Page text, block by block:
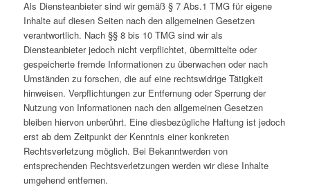
Als Diensteanbieter sind wir gemäß § 7 Abs.1 TMG für eigene
Inhalte auf diesen Seiten nach den allgemeinen Gesetzen
verantwortlich. Nach §§ 8 bis 10 TMG sind wir als
Diensteanbieter jedoch nicht verpflichtet, übermittelte oder
gespeicherte fremde Informationen zu überwachen oder nach
Umständen zu forschen, die auf eine rechtswidrige Tätigkeit
hinweisen. Verpflichtungen zur Entfernung oder Sperrung der
Nutzung von Informationen nach den allgemeinen Gesetzen
bleiben hiervon unberührt. Eine diesbezügliche Haftung ist jedoch
erst ab dem Zeitpunkt der Kenntnis einer konkreten
Rechtsverletzung möglich. Bei Bekanntwerden von
entsprechenden Rechtsverletzungen werden wir diese Inhalte
umgehend entfernen.